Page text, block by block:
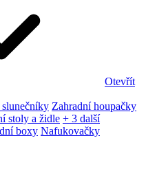
Otevřít
Zahradní houpačky
stoly a židle + 3 další
boxy Nafukovačky